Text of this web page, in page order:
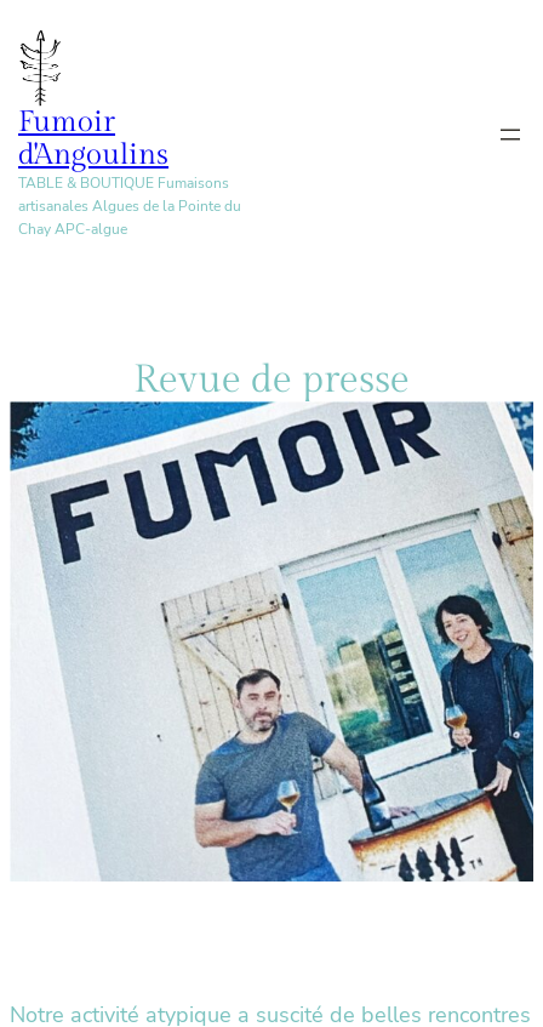
Aller
au
contenu
Fumoir
d'Angoulins
TABLE & BOUTIQUE Fumaisons
artisanales Algues de la Pointe du
Chay APC-algue
Revue de presse
Notre activité atypique a suscité de belles rencontres